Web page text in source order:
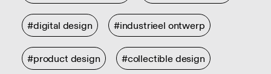
#digital design #industrieel ontwerp
#product design #collectible design